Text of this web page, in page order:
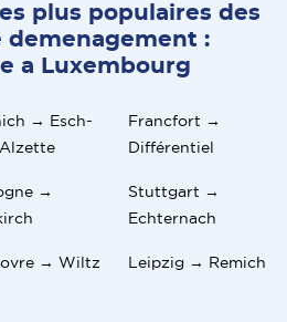
plus populaires des
demenagement :
a Luxembourg
→ Esch-
Francfort →
Différentiel
→
Stuttgart →
Echternach
→ Wiltz Leipzig → Remich